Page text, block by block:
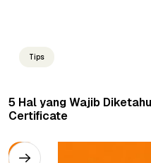
Tips
5 Hal yang Wajib
Certificate